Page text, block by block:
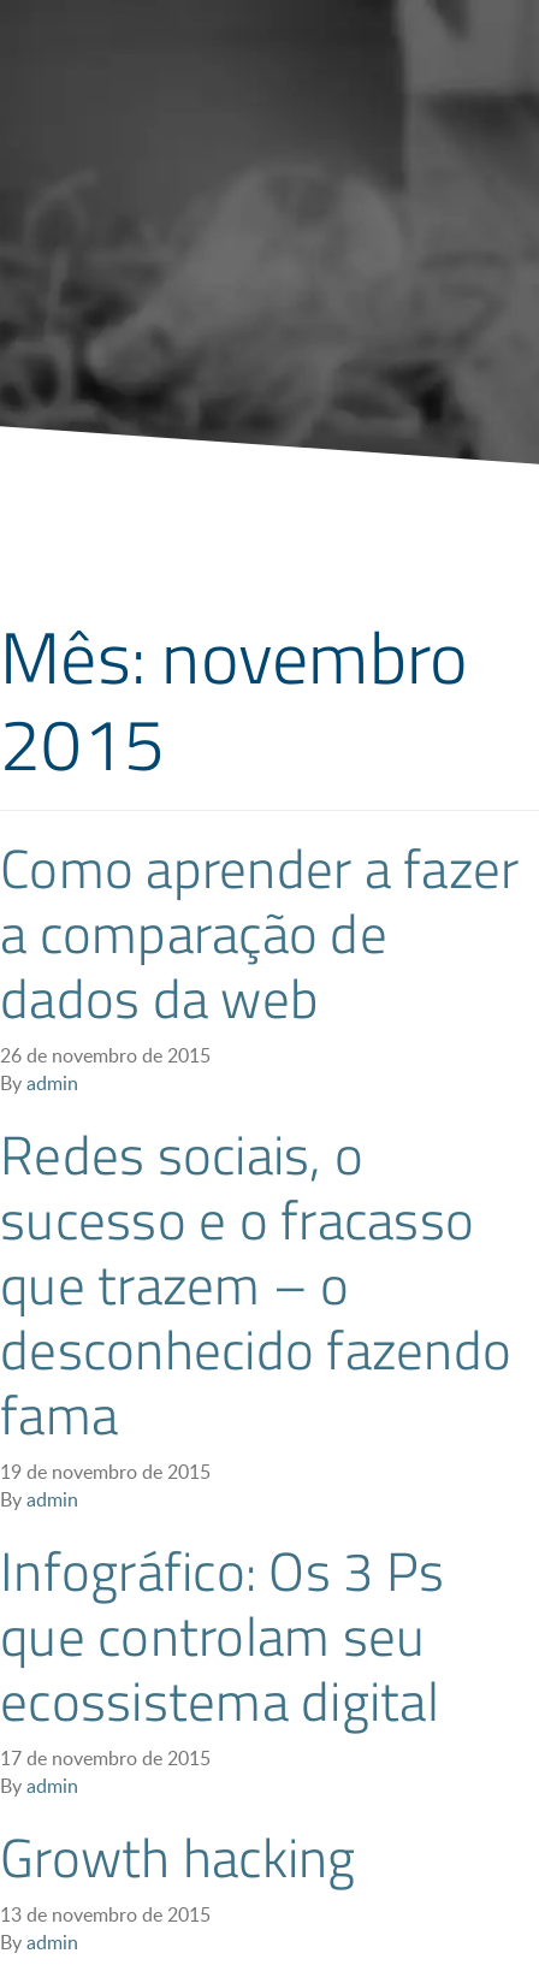
Mês: novembro
2015
Como aprender a fazer
a comparação de
dados da web
26 de novembro de 2015
Byadmin
Redes sociais, o
sucesso e o fracasso
que trazem – o
desconhecido fazendo
fama
19 de novembro de 2015
Byadmin
Infográfico: Os 3 Ps
que controlam seu
ecossistema digital
17 de novembro de 2015
Byadmin
Growth hacking
13 de novembro de 2015
Byadmin